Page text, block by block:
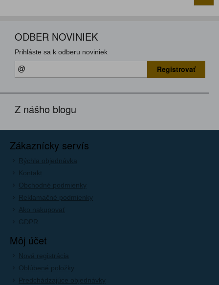
ODBER NOVINIEK
Prihláste sa k odberu noviniek
Registrovať
Z nášho blogu
Zákaznícky servís
Rýchla objednávka
Kontakt
Obchodné podmienky
Reklamačné podmienky
Ako nakupovať
GDPR
Môj účet
Nová registrácia
Oblúbené položky
Predchádzajúce objednávky